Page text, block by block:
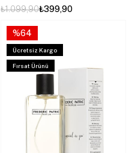
₺399,90
₺1.099,90
%64
Ücretsiz Kargo
Fırsat Ürünü